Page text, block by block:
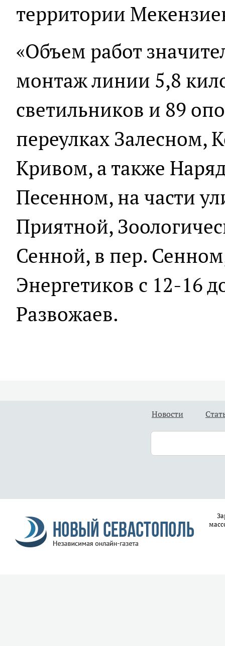
территории
«Объем работ
монтаж линии 5,8
светильников и 89
переулках Залесном,
Кривом, а также
Песенном, на части
Приятной,
Сенной, в пер.
Энергетиков с 12-16
Развожаев.
Новости